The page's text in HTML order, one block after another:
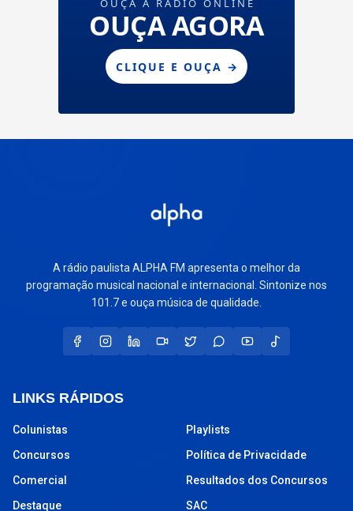
A rádio paulista ALPHA FM apresenta o melhor da
programação musical nacional e internacional. Sintonize nos
101.7 e ouça música de qualidade.
LINKS RÁPIDOS
Colunistas
Concursos
Comercial
Destaque
Playlists
Política de Privacidade
Resultados dos Concursos
SAC